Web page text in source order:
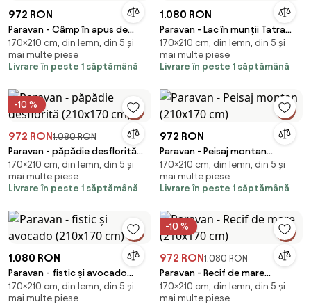
972 RON
Paravan - Câmp în apus de
soare (210x170 cm)
170×210 cm, din lemn, din 5 și
mai multe piese
Livrare în peste 1 săptămână
1.080 RON
Paravan - Lac în munții Tatra
(210x170 cm)
170×210 cm, din lemn, din 5 și
mai multe piese
Livrare în peste 1 săptămână
-10 %
972 RON1.080 RON
Paravan - păpădie desflorită
(210x170 cm)
170×210 cm, din lemn, din 5 și
mai multe piese
Livrare în peste 1 săptămână
972 RON
Paravan - Peisaj montan
(210x170 cm)
170×210 cm, din lemn, din 5 și
mai multe piese
Livrare în peste 1 săptămână
1.080 RON
Paravan - fistic și avocado
(210x170 cm)
170×210 cm, din lemn, din 5 și
mai multe piese
-10 %
972 RON1.080 RON
Paravan - Recif de mare
(210x170 cm)
170×210 cm, din lemn, din 5 și
mai multe piese